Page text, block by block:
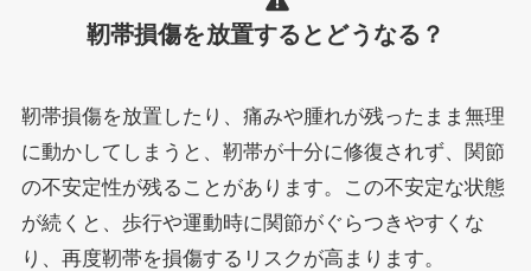
靭帯損傷を放置するとどうなる？
靭帯損傷を放置したり、痛みや腫れが残ったまま無理
に動かしてしまうと、靭帯が十分に修復されず、関節
の不安定性が残ることがあります。この不安定な状態
が続くと、歩行や運動時に関節がぐらつきやすくな
り、再度靭帯を損傷するリスクが高まります。